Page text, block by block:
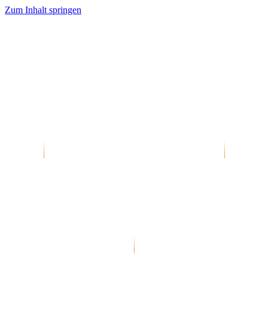
Zum Inhalt springen